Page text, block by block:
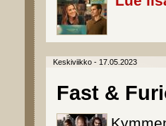
Keskiviikko - 17.05.2023
Fast &